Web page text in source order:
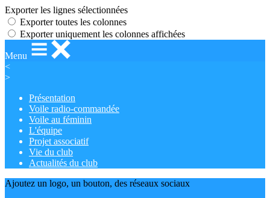
Exporter les lignes sélectionnées
Exporter toutes les colonnes
Exporter uniquement les colonnes affichées
Menu
<
>
Présentation
Voile radio-commandée
Voile au féminin
L'équipe
Projet associatif
Vie du club
Actualités du club
Ajoutez un logo, un bouton, des réseaux sociaux